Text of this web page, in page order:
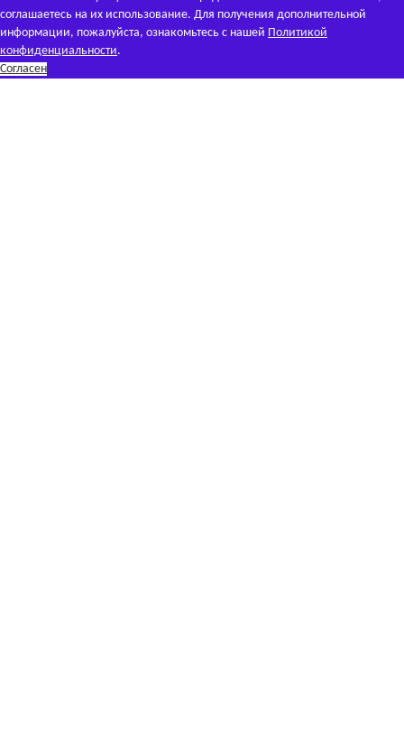
соглашаетесь на их использование. Для получения дополнительной
информации, пожалуйста, ознакомьтесь с нашей Политикой
конфиденциальности.
Согласен